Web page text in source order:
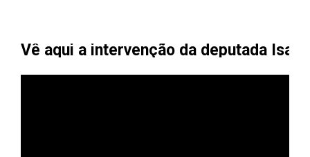
Vê aqui a intervenção da deputada